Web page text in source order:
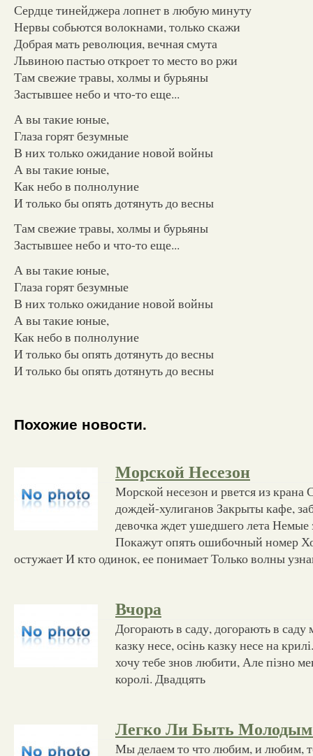
Сердце тинейджера лопнет в любую минуту
Нервы собьются волокнами, только скажи
Добрая мать революция, вечная смута
Львиною пастью откроет то место во ржи
Там свежие травы, холмы и бурьяны
Застывшее небо и что-то еще...
А вы такие юные,
Глаза горят безумные
В них только ожидание новой войны
А вы такие юные,
Как небо в полнолуние
И только бы опять дотянуть до весны
Там свежие травы, холмы и бурьяны
Застывшее небо и что-то еще...
А вы такие юные,
Глаза горят безумные
В них только ожидание новой войны
А вы такие юные,
Как небо в полнолуние
И только бы опять дотянуть до весны
И только бы опять дотянуть до весны
Похожие новости.
Морской Несезон
Морской несезон и рвется из крана
дождей-хулиганов Закрыты кафе,
девочка ждет ушедшего лета Немые
Покажут опять ошибочный номер
остужает И кто одинок, ее понимает Только волны
Вчора
Догорають в саду, догорають в саду
казку несе, осінь казку несе на
хочу тебе знов любити, Але пізно
королі. Двадцять
Легко Ли Быть
Мы делаем то что любим, и любим,